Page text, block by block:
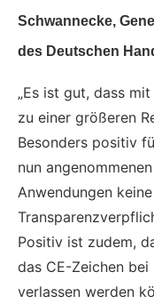
Schwannecke,
des Deutschen
„Es ist gut, dass
zu einer größeren
Besonders positiv
nun
Anwendungen
Positiv ist zudem,
das CE-Zeichen
verlassen werden